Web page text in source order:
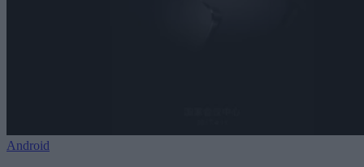
Android